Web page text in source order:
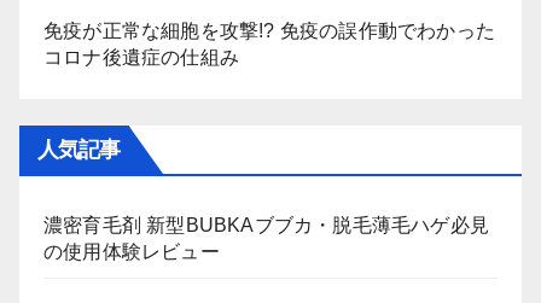
免疫が正常な細胞を攻撃!? 免疫の誤作動でわかった
コロナ後遺症の仕組み
人気記事
濃密育毛剤 新型BUBKAブブカ・脱毛薄毛ハゲ必見
の使用体験レビュー